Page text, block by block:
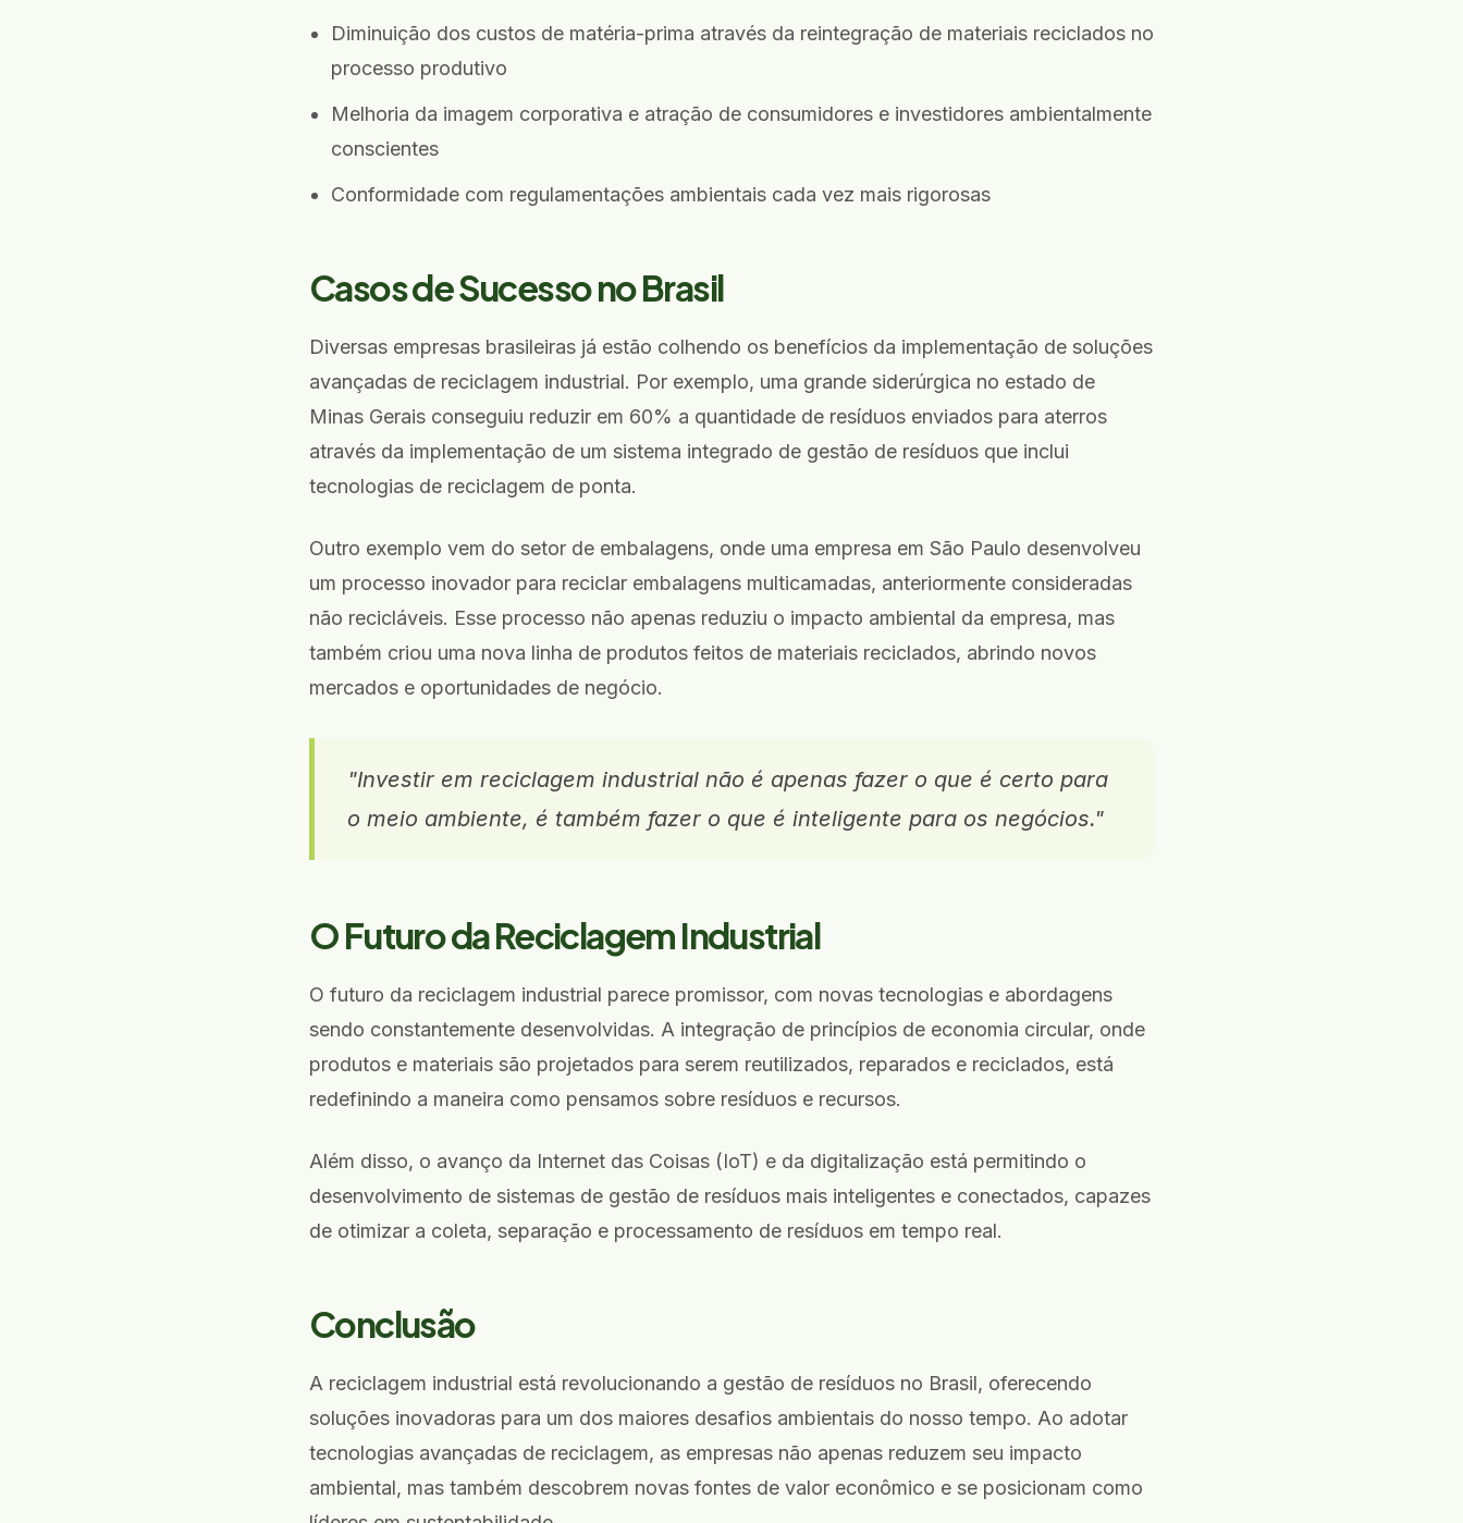
Diminuição dos custos de matéria-prima através da reintegração de materiais reciclados no
processo produtivo
Melhoria da imagem corporativa e atração de consumidores e investidores ambientalmente
conscientes
Conformidade com regulamentações ambientais cada vez mais rigorosas
Casos de Sucesso no Brasil
Diversas empresas brasileiras já estão colhendo os benefícios da implementação de soluções
avançadas de reciclagem industrial. Por exemplo, uma grande siderúrgica no estado de
Minas Gerais conseguiu reduzir em 60% a quantidade de resíduos enviados para aterros
através da implementação de um sistema integrado de gestão de resíduos que inclui
tecnologias de reciclagem de ponta.
Outro exemplo vem do setor de embalagens, onde uma empresa em São Paulo desenvolveu
um processo inovador para reciclar embalagens multicamadas, anteriormente consideradas
não recicláveis. Esse processo não apenas reduziu o impacto ambiental da empresa, mas
também criou uma nova linha de produtos feitos de materiais reciclados, abrindo novos
mercados e oportunidades de negócio.
"Investir em reciclagem industrial não é apenas fazer o que é certo para
o meio ambiente, é também fazer o que é inteligente para os negócios."
O Futuro da Reciclagem Industrial
O futuro da reciclagem industrial parece promissor, com novas tecnologias e abordagens
sendo constantemente desenvolvidas. A integração de princípios de economia circular, onde
produtos e materiais são projetados para serem reutilizados, reparados e reciclados, está
redefinindo a maneira como pensamos sobre resíduos e recursos.
Além disso, o avanço da Internet das Coisas (IoT) e da digitalização está permitindo o
desenvolvimento de sistemas de gestão de resíduos mais inteligentes e conectados, capazes
de otimizar a coleta, separação e processamento de resíduos em tempo real.
Conclusão
A reciclagem industrial está revolucionando a gestão de resíduos no Brasil, oferecendo
soluções inovadoras para um dos maiores desafios ambientais do nosso tempo. Ao adotar
tecnologias avançadas de reciclagem, as empresas não apenas reduzem seu impacto
ambiental, mas também descobrem novas fontes de valor econômico e se posicionam como